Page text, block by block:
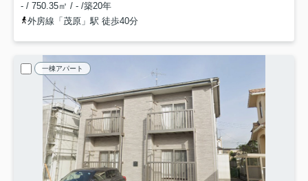
- / 750.35㎡ / - /築20年
外房線「茂原」駅 徒歩40分
一棟アパート